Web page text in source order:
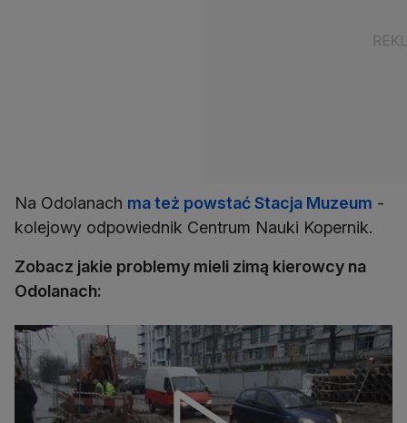
Na Odolanach ma też powstać Stacja Muzeum -
kolejowy odpowiednik Centrum Nauki Kopernik.
Zobacz jakie problemy mieli zimą kierowcy na
Odolanach: